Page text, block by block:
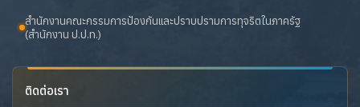
สำนักงานคณะกรรมการป้องกันและปราบปรามการทุจริตในภาครัฐ
(สำนักงาน ป.ป.ท.)
ติดต่อเรา